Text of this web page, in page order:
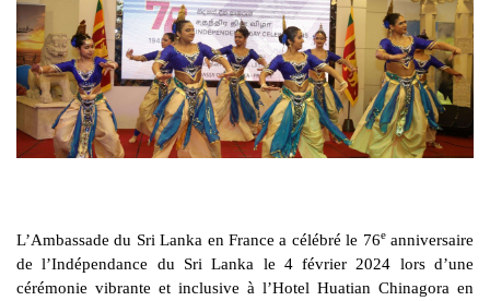
L’Ambassade du Sri Lanka en France a célébré le 76eanniversaire
de l’Indépendance du Sri Lanka le 4 février 2024 lors d’une
cérémonie vibrante et inclusive à l’Hotel Huatian Chinagora en